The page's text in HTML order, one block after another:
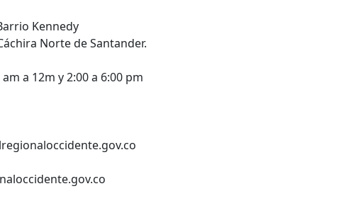
Kennedy
Norte de Santander.
a 12m y 2:00 a 6:00 pm